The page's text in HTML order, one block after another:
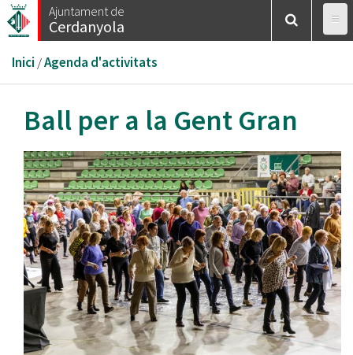
Vés
al
Ajuntament de
Cerdanyola
Esteu
aquí
Inici /Agenda d'activitats
Ball per a la Gent Gran